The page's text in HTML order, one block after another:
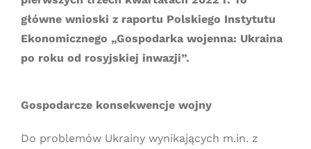
główne wnioski z raportu Polskiego Instytutu
Ekonomicznego „Gospodarka wojenna: Ukraina
po roku od rosyjskiej inwazji”.
Gospodarcze konsekwencje wojny
Do problemów Ukrainy wynikających m.in. z